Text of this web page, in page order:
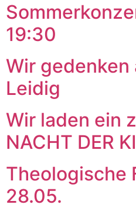
19:30
Wir gedenken
Leidig
Wir laden ein
NACHT DER
Theologische
28.05.